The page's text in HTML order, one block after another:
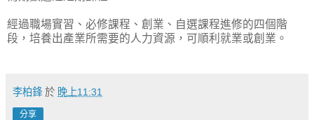
經過職場實習、必修課程、創業、自選課程進修的四個階
段，培養出產業所需要的人力資源，可順利就業或創業。
李柏鋒 於 晚上11:31
分享